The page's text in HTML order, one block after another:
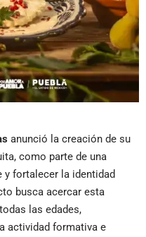
anunció la creación de su
como parte de una
y fortalecer la identidad
busca acercar esta
las edades,
actividad formativa e